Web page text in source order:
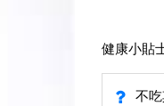
健康小貼
不